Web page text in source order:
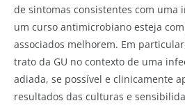
de sintomas consistentes com uma
um curso antimicrobiano esteja
associados melhorem. Em
trato da GU no contexto de uma
adiada, se possível e clinicamente
resultados das culturas e